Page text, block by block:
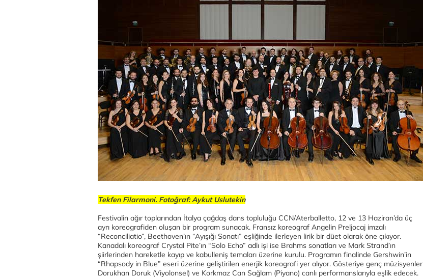
Tekfen Filarmoni. Fotoğraf: Aykut Uslutekin
Festivalin ağır toplarından İtalya çağdaş dans topluluğu CCN/Aterballetto, 12 ve 13 Haziran’da üç
ayrı koreografiden oluşan bir program sunacak. Fransız koreograf Angelin Preljocaj imzalı
“Reconciliatio”, Beethoven’ın “Ayışığı Sonatı” eşliğinde ilerleyen lirik bir düet olarak öne çıkıyor.
Kanadalı koreograf Crystal Pite’ın “Solo Echo” adlı işi ise Brahms sonatları ve Mark Strand’ın
şiirlerinden hareketle kayıp ve kabulleniş temaları üzerine kurulu. Programın finalinde Gershwin’in
“Rhapsody in Blue” eseri üzerine geliştirilen enerjik koreografi yer alıyor. Gösteriye genç müzisyenler
Dorukhan Doruk (Viyolonsel) ve Korkmaz Can Sağlam (Piyano) canlı performanslarıyla eşlik edecek.